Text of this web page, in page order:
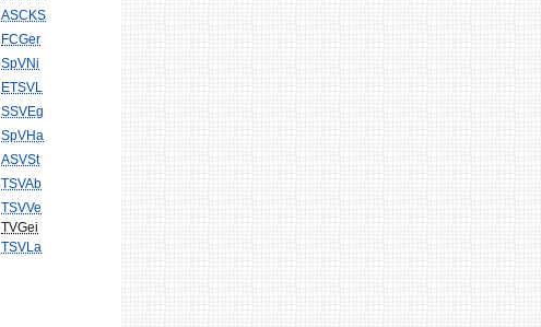
ASCKS
FCGer
SpVNi
ETSVL
SSVEg
SpVHa
ASVSt
TSVAb
TSVVe
TVGei
TSVLa